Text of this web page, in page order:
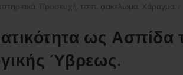
Προσευχή τσιπ φακελωμα Χάραγμα
ως
Ύβρεως.